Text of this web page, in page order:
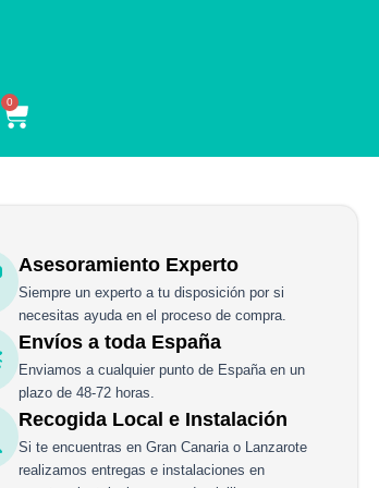
0
Carrito
Asesoramiento Experto
Siempre un experto a tu disposición por si
necesitas ayuda en el proceso de compra.
Envíos a toda España
Enviamos a cualquier punto de España en un
plazo de 48-72 horas.
Recogida Local e Instalación
Si te encuentras en Gran Canaria o Lanzarote
realizamos entregas e instalaciones en